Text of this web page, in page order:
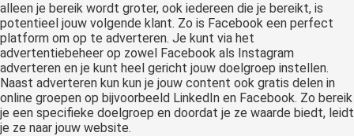
alleen je bereik wordt groter, ook iedereen die je bereikt, is
potentieel jouw volgende klant. Zo is Facebook een perfect
platform om op te adverteren. Je kunt via het
advertentiebeheer op zowel Facebook als Instagram
adverteren en je kunt heel gericht jouw doelgroep instellen.
Naast adverteren kun kun je jouw content ook gratis delen in
online groepen op bijvoorbeeld LinkedIn en Facebook. Zo bereik
je een specifieke doelgroep en doordat je ze waarde biedt, leidt
je ze naar jouw website.